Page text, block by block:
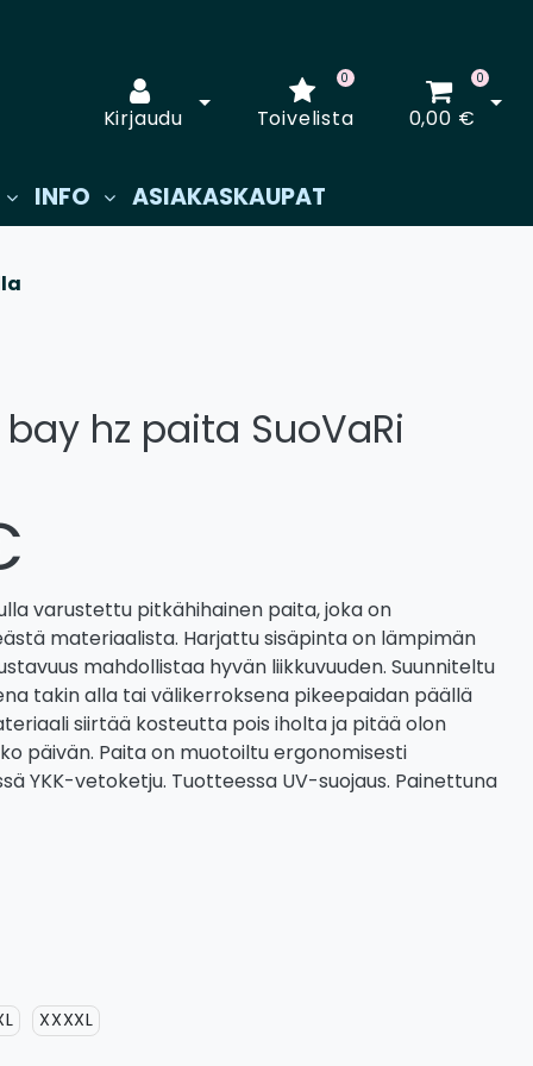
Kirjaudu
Avaa kirjautuminen
Toivelista
0 0
0,00 €
INFO ASIAKASKAUPAT
hz paita SuoVaRi
varustettu pitkähihainen paita, joka on
materiaalista. Harjattu sisäpinta on lämpimän
mahdollistaa hyvän liikkuvuuden. Suunniteltu
takin alla tai välikerroksena pikeepaidan päällä
siirtää kosteutta pois iholta ja pitää olon
päivän. Paita on muotoiltu ergonomisesti
YKK-vetoketju. Tuotteessa UV-suojaus. Painettuna
XXXXL